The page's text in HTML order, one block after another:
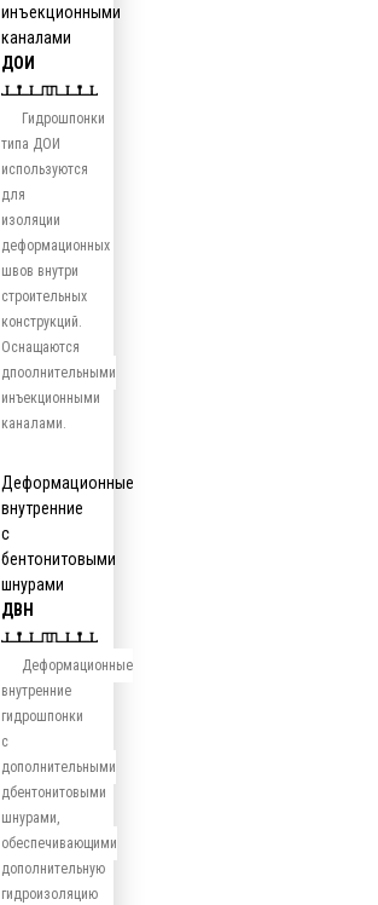
инъекционными
каналами
ДОИ
Гидрошпонки
типа ДОИ
используются
для
изоляции
деформационных
швов внутри
строительных
конструкций.
Оснащаются
дпоолнительными
инъекционными
каналами.
Деформационные
внутренние
с
бентонитовыми
шнурами
ДВН
Деформационные
внутренние
гидрошпонки
с
дополнительными
дбентонитовыми
шнурами,
обеспечивающими
дополнительную
гидроизоляцию